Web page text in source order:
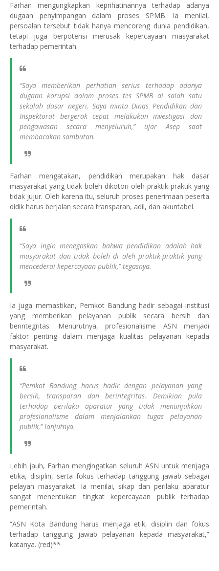
Farhan mengungkapkan keprihatinannya terhadap adanya
dugaan penyimpangan dalam proses SPMB. Ia menilai,
persoalan tersebut tidak hanya mencoreng dunia pendidikan,
tetapi juga berpotensi merusak kepercayaan masyarakat
terhadap pemerintah.
“Saya memberikan perhatian serius terhadap adanya
dugaan korupsi dalam proses tes SPMB di salah satu
sekolah dasar negeri. Saya minta Dinas Pendidikan dan
Inspektorat bergerak cepat melakukan investigasi dan
pengawasan secara menyeluruh,” ujar Asep saat
membacakan sambutan.
Farhan mengatakan, pendidikan merupakan hak dasar
masyarakat yang tidak boleh dikotori oleh praktik-praktik yang
tidak jujur. Oleh karena itu, seluruh proses penerimaan peserta
didik harus berjalan secara transparan, adil, dan akuntabel.
“Saya ingin menegaskan bahwa pendidikan adalah hak
masyarakat dan tidak boleh di oleh praktik-praktik yang
mencederai kepercayaan publik,” tegasnya.
Ia juga memastikan, Pemkot Bandung hadir sebagai institusi
yang memberikan pelayanan publik secara bersih dan
berintegritas. Menurutnya, profesionalisme ASN menjadi
faktor penting dalam menjaga kualitas pelayanan kepada
masyarakat.
“Pemkot Bandung harus hadir dengan pelayanan yang
bersih, transparan dan berintegritas. Demikian pula
terhadap perilaku aparatur yang tidak menunjukkan
profesionalisme dalam menjalankan tugas pelayanan
publik,” lanjutnya.
Lebih jauh, Farhan mengingatkan seluruh ASN untuk menjaga
etika, disiplin, serta fokus terhadap tanggung jawab sebagai
pelayan masyarakat. Ia menilai, sikap dan perilaku aparatur
sangat menentukan tingkat kepercayaan publik terhadap
pemerintah.
“ASN Kota Bandung harus menjaga etik, disiplin dan fokus
terhadap tanggung jawab pelayanan kepada masyarakat,”
katanya. (red)**